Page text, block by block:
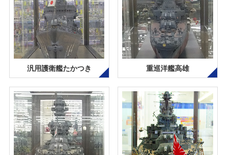
汎用護衛艦たかつき 重巡洋艦高雄